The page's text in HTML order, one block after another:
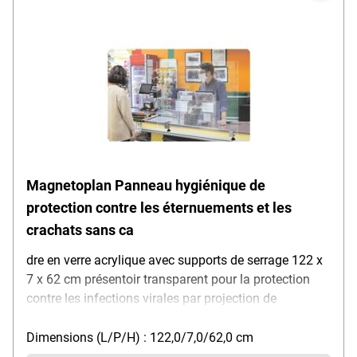
62 cm, poids : 4,67 kg
Magnetoplan Panneau hygiénique de
protection contre les éternuements et les
crachats sans ca
dre en verre acrylique avec supports de serrage 122 x
7 x 62 cm présentoir transparent pour la protection
contre les infections virales par projection de
pour : salles de séminaire / postes de travail et
Dimensions (L/P/H) : 122,0/7,0/62,0 cm